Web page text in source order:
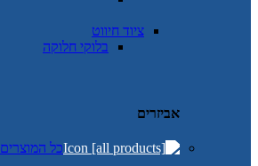
ציוד חיווט
בלוקי חלוקה
אביזרים
כל המוצרים